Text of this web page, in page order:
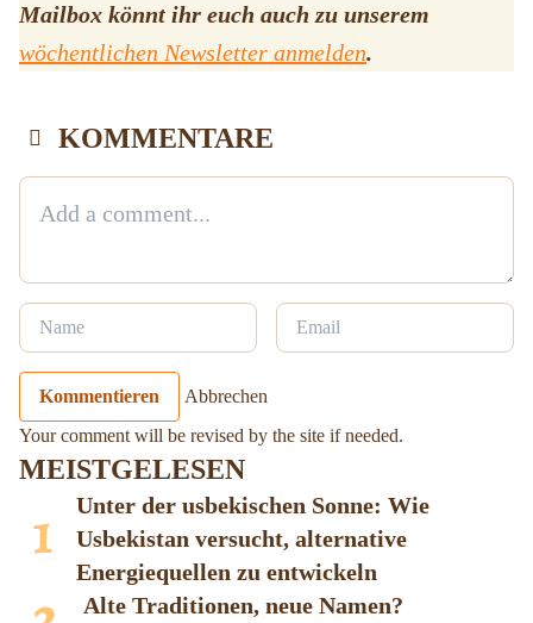
Mailbox könnt ihr euch auch zu unserem
wöchentlichen Newsletter anmelden.
MEISTGELESEN
Unter der usbekischen Sonne: Wie
Usbekistan versucht, alternative
Energiequellen zu entwickeln
Alte Traditionen, neue Namen?
KOMMENTARE
Kommentieren
Abbrechen
Your comment will be revised by the site if needed.